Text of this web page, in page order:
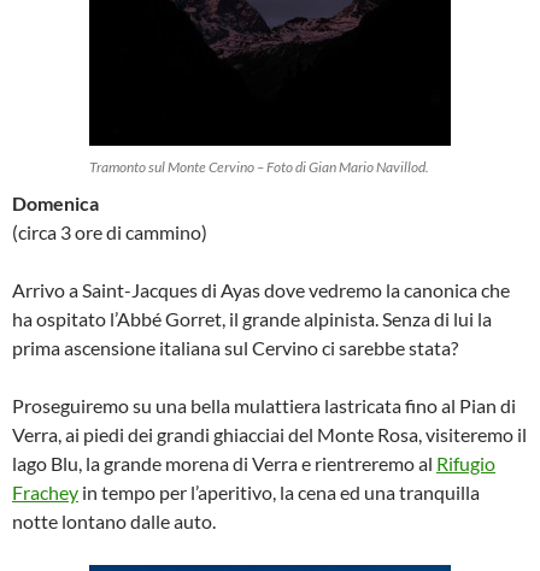
Tramonto sul Monte Cervino – Foto di Gian Mario Navillod.
Domenica
(circa 3 ore di cammino)
Arrivo a Saint-Jacques di Ayas dove vedremo la canonica che
ha ospitato l’Abbé Gorret, il grande alpinista. Senza di lui la
prima ascensione italiana sul Cervino ci sarebbe stata?
Proseguiremo su una bella mulattiera lastricata fino al Pian di
Verra, ai piedi dei grandi ghiacciai del Monte Rosa, visiteremo il
lago Blu, la grande morena di Verra e rientreremo al Rifugio
Frachey in tempo per l’aperitivo, la cena ed una tranquilla
notte lontano dalle auto.